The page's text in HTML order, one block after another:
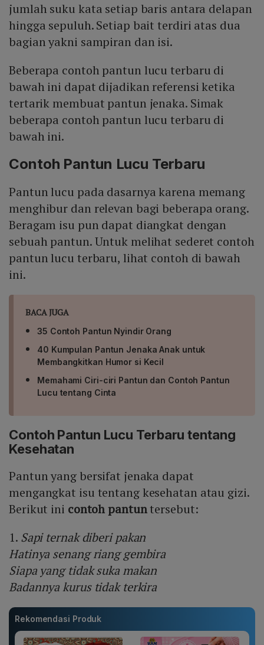
jumlah suku kata setiap baris antara delapan
hingga sepuluh. Setiap bait terdiri atas dua
bagian yakni sampiran dan isi.
Beberapa contoh pantun lucu terbaru di
bawah ini dapat dijadikan referensi ketika
tertarik membuat pantun jenaka. Simak
beberapa contoh pantun lucu terbaru di
bawah ini.
Contoh Pantun Lucu Terbaru
Pantun lucu pada dasarnya karena memang
menghibur dan relevan bagi beberapa orang.
Beragam isu pun dapat diangkat dengan
sebuah pantun. Untuk melihat sederet contoh
pantun lucu terbaru, lihat contoh di bawah
ini.
BACA JUGA
35 Contoh Pantun Nyindir Orang
40 Kumpulan Pantun Jenaka Anak untuk
Membangkitkan Humor si Kecil
Memahami Ciri-ciri Pantun dan Contoh Pantun
Lucu tentang Cinta
Contoh Pantun Lucu Terbaru tentang
Kesehatan
Pantun yang bersifat jenaka dapat
mengangkat isu tentang kesehatan atau gizi.
Berikut ini contoh pantuntersebut:
1. Sapi ternak diberi pakan
Hatinya senang riang gembira
Siapa yang tidak suka makan
Badannya kurus tidak terkira
Rekomendasi Produk